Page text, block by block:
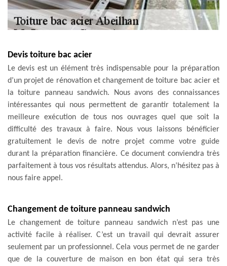
Devis toiture bac acier
Le devis est un élément très indispensable pour la préparation
d’un projet de rénovation et changement de toiture bac acier et
la toiture panneau sandwich. Nous avons des connaissances
intéressantes qui nous permettent de garantir totalement la
meilleure exécution de tous nos ouvrages quel que soit la
difficulté des travaux à faire. Nous vous laissons bénéficier
gratuitement le devis de notre projet comme votre guide
durant la préparation financière. Ce document conviendra très
parfaitement à tous vos résultats attendus. Alors, n’hésitez pas à
nous faire appel.
Changement de toiture panneau sandwich
Le changement de toiture panneau sandwich n’est pas une
activité facile à réaliser. C’est un travail qui devrait assurer
seulement par un professionnel. Cela vous permet de ne garder
que de la couverture de maison en bon état qui sera très